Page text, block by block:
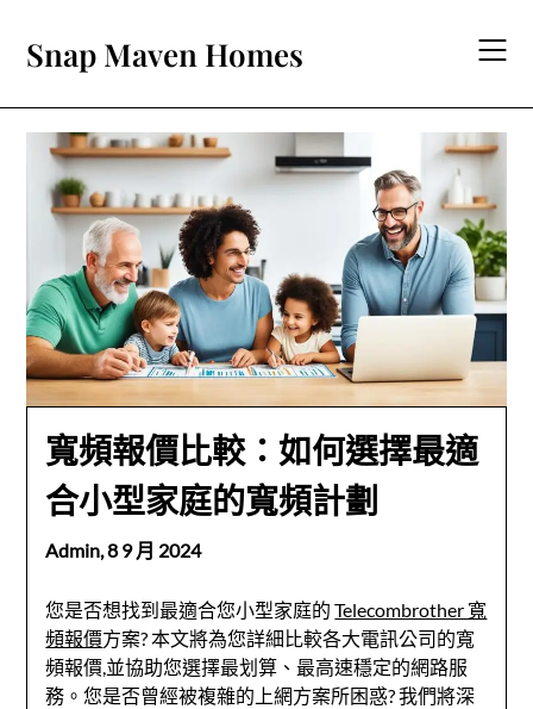
content
Snap Maven Homes
寬頻報價比較：如何選擇最適
合小型家庭的寬頻計劃
Admin,8 9 月 2024
您是否想找到最適合您小型家庭的Telecombrother 寬
頻報價方案? 本文將為您詳細比較各大電訊公司的寬
頻報價,並協助您選擇最划算、最高速穩定的網路服
務。您是否曾經被複雜的上網方案所困惑? 我們將深